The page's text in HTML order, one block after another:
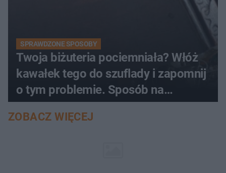
SPRAWDZONE SPOSOBY
Twoja biżuteria pociemniała? Włóż
kawałek tego do szuflady i zapomnij
o tym problemie. Sposób na
pociemniałą biżuterię
ZOBACZ WIĘCEJ